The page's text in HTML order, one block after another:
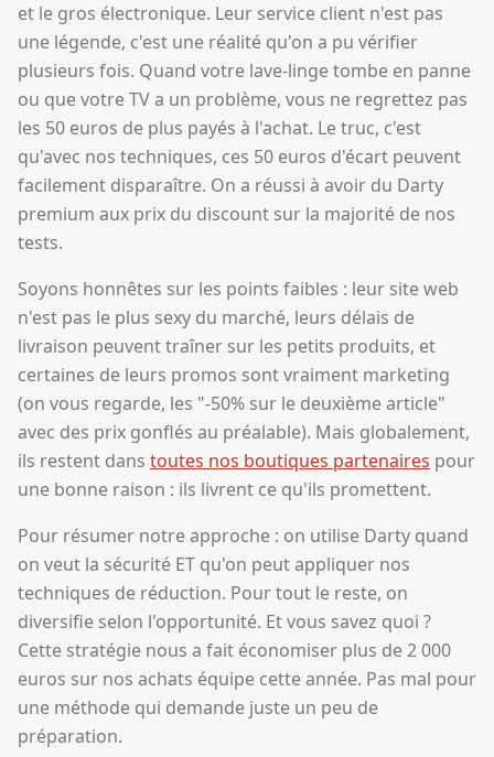
et le gros électronique. Leur service client n'est pas
une légende, c'est une réalité qu'on a pu vérifier
plusieurs fois. Quand votre lave-linge tombe en panne
ou que votre TV a un problème, vous ne regrettez pas
les 50 euros de plus payés à l'achat. Le truc, c'est
qu'avec nos techniques, ces 50 euros d'écart peuvent
facilement disparaître. On a réussi à avoir du Darty
premium aux prix du discount sur la majorité de nos
tests.
Soyons honnêtes sur les points faibles : leur site web
n'est pas le plus sexy du marché, leurs délais de
livraison peuvent traîner sur les petits produits, et
certaines de leurs promos sont vraiment marketing
(on vous regarde, les "-50% sur le deuxième article"
avec des prix gonflés au préalable). Mais globalement,
ils restent dans toutes nos boutiques partenaires pour
une bonne raison : ils livrent ce qu'ils promettent.
Pour résumer notre approche : on utilise Darty quand
on veut la sécurité ET qu'on peut appliquer nos
techniques de réduction. Pour tout le reste, on
diversifie selon l'opportunité. Et vous savez quoi ?
Cette stratégie nous a fait économiser plus de 2 000
euros sur nos achats équipe cette année. Pas mal pour
une méthode qui demande juste un peu de
préparation.